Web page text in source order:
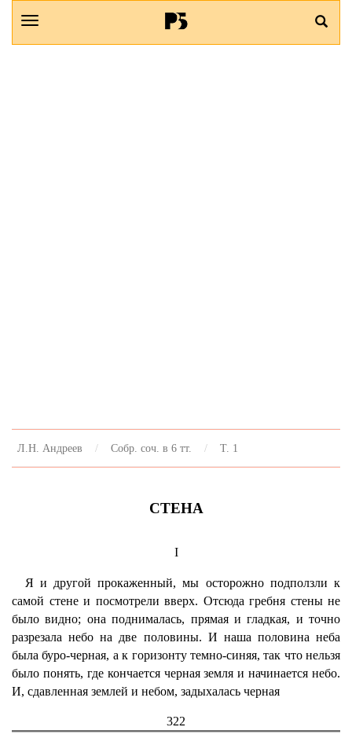
Л.Н. Андреев Собр. соч. в 6 тт. Т. 1
СТЕНА
I
Я и другой прокаженный, мы осторожно подползли к
самой стене и посмотрели вверх. Отсюда гребня стены не
было видно; она поднималась, прямая и гладкая, и точно
разрезала небо на две половины. И наша половина неба
была буро-черная, а к горизонту темно-синяя, так что нельзя
было понять, где кончается черная земля и начинается небо.
И, сдавленная землей и небом, задыхалась черная
322